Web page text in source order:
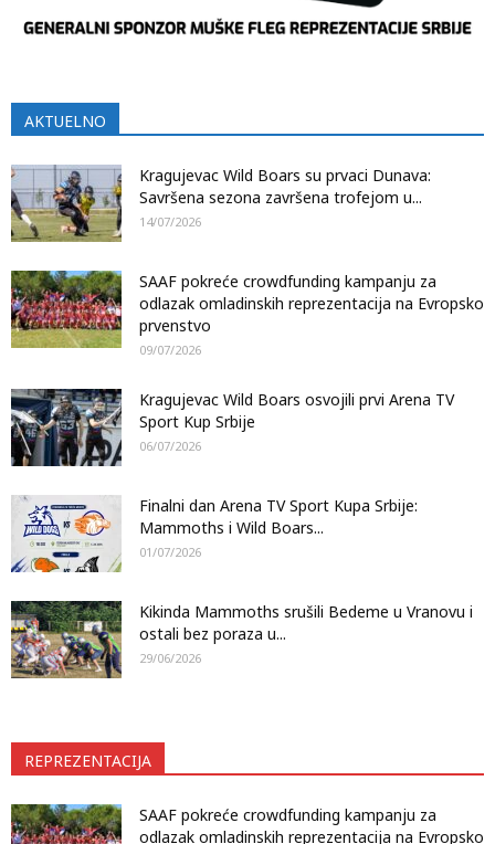
AKTUELNO
Kragujevac Wild Boars su prvaci Dunava:
Savršena sezona završena trofejom u...
14/07/2026
SAAF pokreće crowdfunding kampanju za
odlazak omladinskih reprezentacija na Evropsko
prvenstvo
09/07/2026
Kragujevac Wild Boars osvojili prvi Arena TV
Sport Kup Srbije
06/07/2026
Finalni dan Arena TV Sport Kupa Srbije:
Mammoths i Wild Boars...
01/07/2026
Kikinda Mammoths srušili Bedeme u Vranovu i
ostali bez poraza u...
29/06/2026
REPREZENTACIJA
SAAF pokreće crowdfunding kampanju za
odlazak omladinskih reprezentacija na Evropsko